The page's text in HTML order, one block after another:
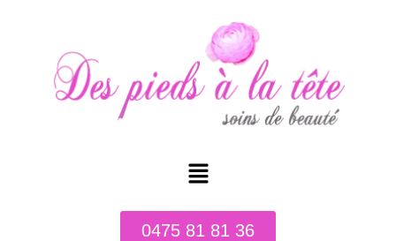
0475 81 81 36